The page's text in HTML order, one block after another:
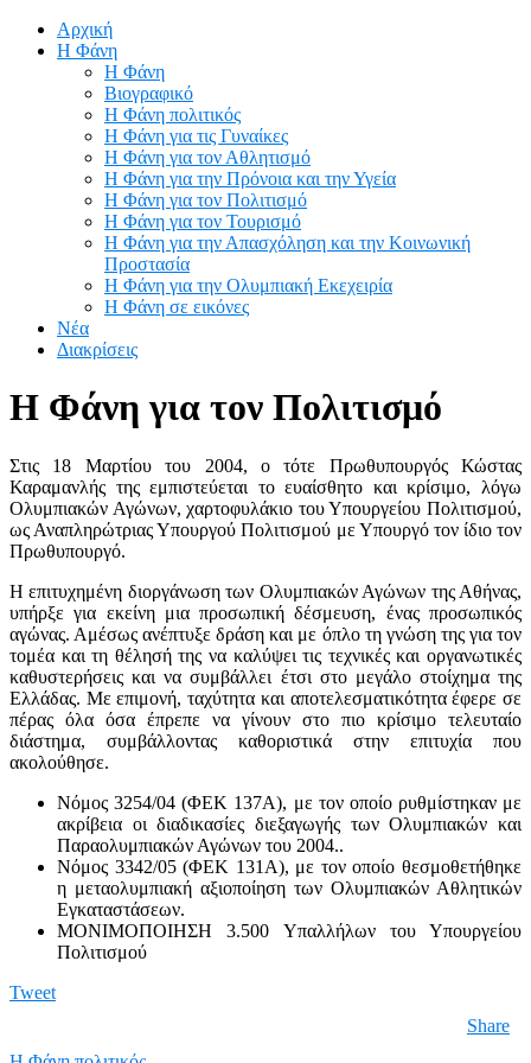
Αρχική
Η Φάνη
Η Φάνη
Βιογραφικό
Η Φάνη πολιτικός
Η Φάνη για τις Γυναίκες
Η Φάνη για τον Αθλητισμό
Η Φάνη για την Πρόνοια και την Υγεία
Η Φάνη για τον Πολιτισμό
Η Φάνη για τον Τουρισμό
Η Φάνη για την Απασχόληση και την Κοινωνική
Προστασία
Η Φάνη για την Ολυμπιακή Εκεχειρία
Η Φάνη σε εικόνες
Νέα
Διακρίσεις
Η Φάνη για τον Πολιτισμό
Στις 18 Μαρτίου του 2004, ο τότε Πρωθυπουργός Κώστας
Καραμανλής της εμπιστεύεται το ευαίσθητο και κρίσιμο, λόγω
Ολυμπιακών Αγώνων, χαρτοφυλάκιο του Υπουργείου Πολιτισμού,
ως Αναπληρώτριας Υπουργού Πολιτισμού με Υπουργό τον ίδιο τον
Πρωθυπουργό.
Η επιτυχημένη διοργάνωση των Ολυμπιακών Αγώνων της Αθήνας,
υπήρξε για εκείνη μια προσωπική δέσμευση, ένας προσωπικός
αγώνας. Αμέσως ανέπτυξε δράση και με όπλο τη γνώση της για τον
τομέα και τη θέλησή της να καλύψει τις τεχνικές και οργανωτικές
καθυστερήσεις και να συμβάλλει έτσι στο μεγάλο στοίχημα της
Ελλάδας. Με επιμονή, ταχύτητα και αποτελεσματικότητα έφερε σε
πέρας όλα όσα έπρεπε να γίνουν στο πιο κρίσιμο τελευταίο
διάστημα, συμβάλλοντας καθοριστικά στην επιτυχία που
ακολούθησε.
Νόμος 3254/04 (ΦΕΚ 137Α), με τον οποίο ρυθμίστηκαν με
ακρίβεια οι διαδικασίες διεξαγωγής των Ολυμπιακών και
Παραολυμπιακών Αγώνων του 2004..
Νόμος 3342/05 (ΦΕΚ 131Α), με τον οποίο θεσμοθετήθηκε
η μεταολυμπιακή αξιοποίηση των Ολυμπιακών Αθλητικών
Εγκαταστάσεων.
ΜΟΝΙΜΟΠΟΙΗΣΗ 3.500 Υπαλλήλων του Υπουργείου
Πολιτισμού
Tweet
Share